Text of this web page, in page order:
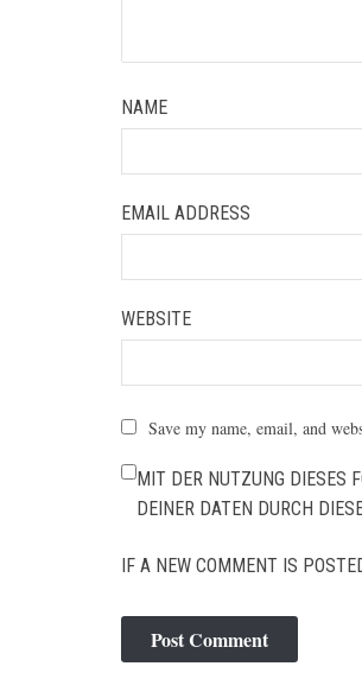
NAME
EMAIL ADDRESS
WEBSITE
Save my name, email, and
MIT DER NUTZUNG DIESES
DEINER DATEN DURCH
IF A NEW COMMENT IS